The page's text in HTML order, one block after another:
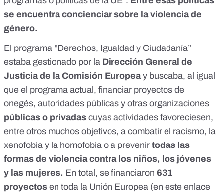
se encuentraconcienciar sobre la violencia de
género.
El programa “Derechos, Igualdad y Ciudadanía”
estaba gestionado por la Dirección General de
Justicia de la Comisión Europeay buscaba, al igual
que el programa actual, financiar proyectos de
onegés, autoridades públicas y otras organizaciones
públicas o privadas cuyas actividades favoreciesen,
entre otros muchos objetivos, a combatir el racismo, la
xenofobia y la homofobia o a prevenir todas las
formas de violencia contra los niños, los jóvenes
y las mujeres. En total, se financiaron 631
proyectos en toda la Unión Europea (en este enlace